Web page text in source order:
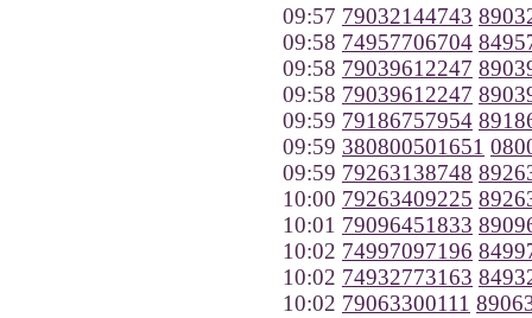
09:57 79032144743
09:58 74957706704
09:58 79039612247
09:58 79039612247
09:59 79186757954
09:59 380800501651
09:59 79263138748
10:00 79263409225
10:01 79096451833
10:02 74997097196
10:02 74932773163
10:02 79063300111